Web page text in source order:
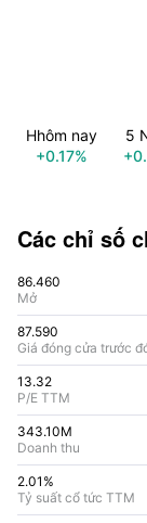
Hhôm nay
+0.17%
5
Các chỉ số
86.460
Mở
13.32
P/E TTM
87.590
Giá đóng cửa trước
343.10M
Doanh thu
2.01%
Tỷ suất cổ tức TTM